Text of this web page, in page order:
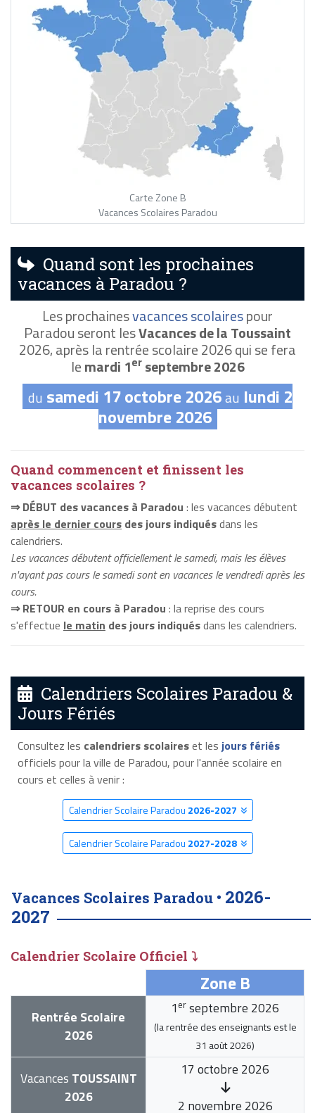
Carte Zone B
Vacances Scolaires Paradou
Quand sont les prochaines
vacances à Paradou ?
Les prochainesvacances scolairespour
Paradou seront lesVacances de la Toussaint
2026, après la rentrée scolaire 2026 qui se fera
lemardi 1erseptembre 2026
du samedi 17 octobre 2026au lundi 2
novembre 2026
Quand commencent et finissent les
vacances scolaires ?
⇒ DÉBUT des vacances à Paradou : les vacances débutent
après le dernier cours des jours indiquésdans les
calendriers.
Les vacances débutent officiellement le samedi, mais les élèves
n'ayant pas cours le samedi sont en vacances le vendredi après les
cours.
⇒ RETOUR en cours à Paradou : la reprise des cours
s'effectue le matin des jours indiquésdans les calendriers.
Calendriers Scolaires Paradou &
Jours Fériés
Consultez les calendriers scolaireset les jours fériés
officiels pour la ville de Paradou, pour l'année scolaire en
cours et celles à venir :
Calendrier Scolaire Paradou 2026-2027
Calendrier Scolaire Paradou 2027-2028
Vacances Scolaires Paradou • 2026-
2027
Calendrier Scolaire Officiel ⤵
Zone B
Rentrée Scolaire
2026
1 er septembre 2026
(la rentrée des enseignants est le
31 août 2026)
Vacances TOUSSAINT
2026
17 octobre 2026
2 novembre 2026